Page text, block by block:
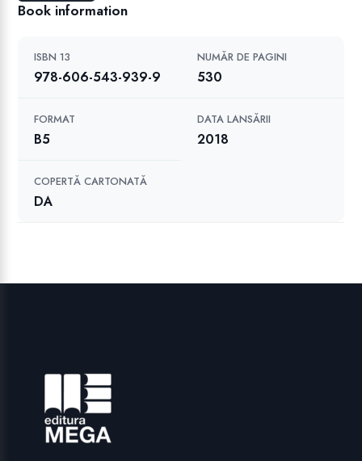
Book information
ISBN 13
978-606-543-939-9
NUMĂR DE PAGINI
530
FORMAT
B5
DATA LANSĂRII
2018
COPERTĂ CARTONATĂ
DA